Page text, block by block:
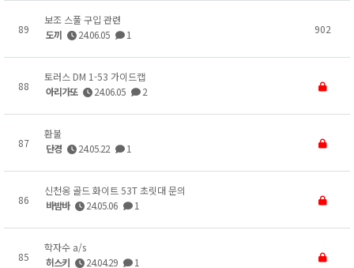
89
보조 스풀 구입 관련
도끼
24.06.05 1 902
88
토러스 DM 1-53 가이드캡
아리가또
24.06.05 2
87
환불
단경
24.05.22 1
86
신천옹 골드 화이트 53T 초릿대 문의
바밤바
24.05.06 1
85
학자수 a/s
허스키
24.04.29 1